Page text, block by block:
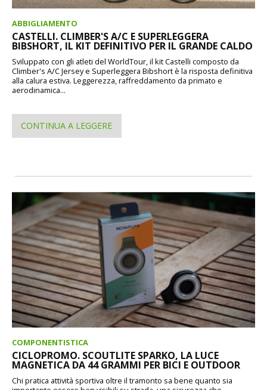
ABBIGLIAMENTO
CASTELLI. CLIMBER'S A/C E SUPERLEGGERA
BIBSHORT, IL KIT DEFINITIVO PER IL GRANDE CALDO
Sviluppato con gli atleti del WorldTour, il kit Castelli composto da
Climber's A/C Jersey e Superleggera Bibshort è la risposta definitiva
alla calura estiva. Leggerezza, raffreddamento da primato e
aerodinamica...
CONTINUA A LEGGERE
COMPONENTISTICA
CICLOPROMO. SCOUTLITE SPARKO, LA LUCE
MAGNETICA DA 44 GRAMMI PER BICI E OUTDOOR
Chi pratica attività sportiva oltre il tramonto sa bene quanto sia